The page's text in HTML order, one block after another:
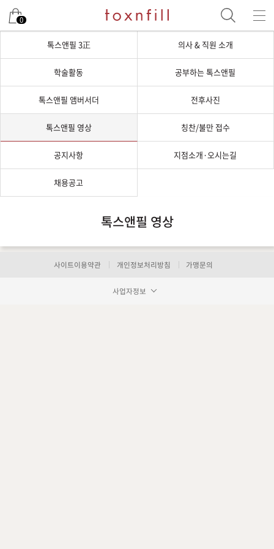
0
톡스앤필 3正 의사 & 직원 소개
학술활동 공부하는 톡스앤필
톡스앤필 앰버서더 전후사진
톡스앤필 영상 칭찬/불만 접수
공지사항 지점소개·오시는길
채용공고
톡스앤필 영상
사이트이용약관 개인정보처리방침 가맹문의
사업자정보